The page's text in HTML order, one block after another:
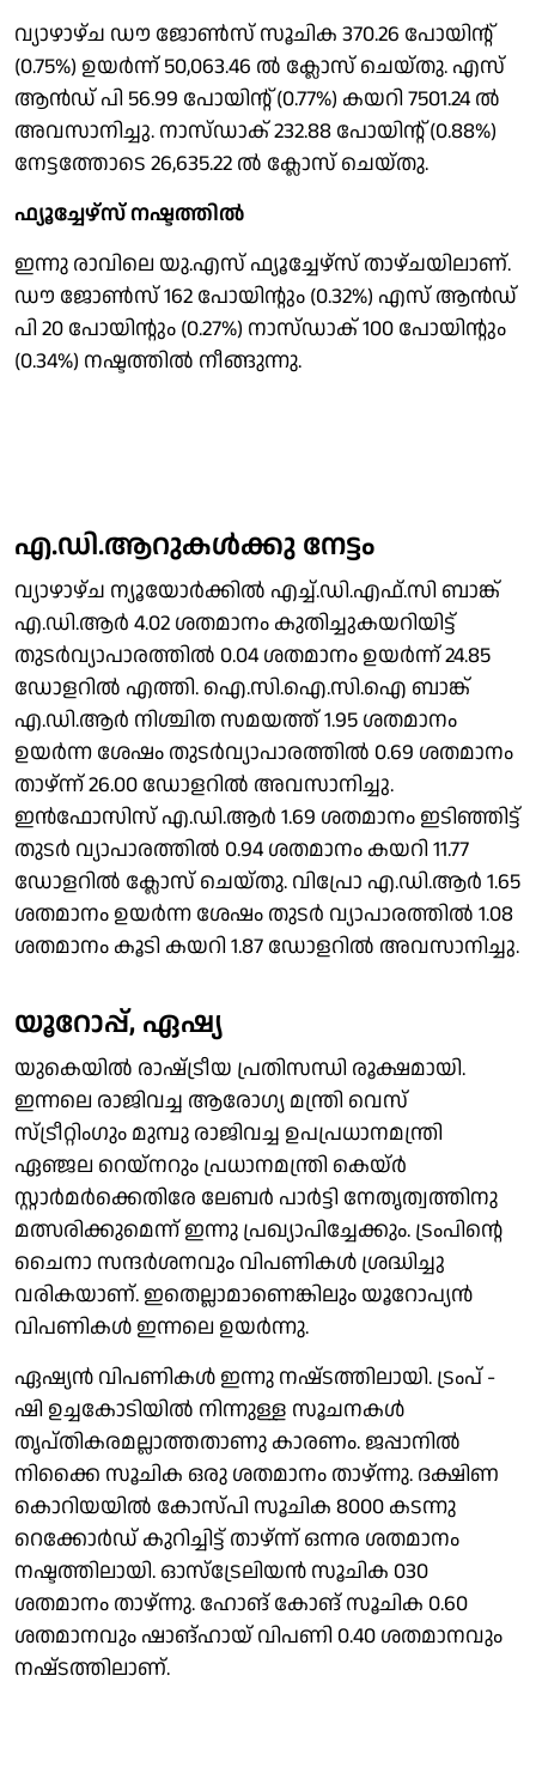
വ്യാഴാഴ്ച ഡൗ ജോൺസ് സൂചിക 370.26 പോയിൻ്റ്
(0.75%) ഉയർന്ന് 50,063.46 ൽ ക്ലോസ് ചെയ്തു. എസ്
ആൻഡ് പി 56.99 പോയിൻ്റ് (0.77%) കയറി 7501.24 ൽ
അവസാനിച്ചു. നാസ്ഡാക് 232.88 പോയിൻ്റ് (0.88%)
നേട്ടത്തോടെ 26,635.22 ൽ ക്ലോസ് ചെയ്തു.
ഫ്യൂച്ചേഴ്സ് നഷ്ടത്തിൽ
ഇന്നു രാവിലെ യു.എസ് ഫ്യൂച്ചേഴ്സ് താഴ്ചയിലാണ്.
ഡൗ ജോൺസ് 162 പോയിൻ്റും (0.32%) എസ് ആൻഡ്
പി 20 പോയിൻ്റും (0.27%) നാസ്ഡാക് 100 പോയിൻ്റും
(0.34%) നഷ്ടത്തിൽ നീങ്ങുന്നു.
എ.ഡി.ആറുകൾക്കു നേട്ടം
വ്യാഴാഴ്ച ന്യൂയോർക്കിൽ എച്ച്.ഡി.എഫ്.സി ബാങ്ക്
എ.ഡി.ആർ 4.02 ശതമാനം കുതിച്ചുകയറിയിട്ട്
തുടർവ്യാപാരത്തിൽ 0.04 ശതമാനം ഉയർന്ന് 24.85
ഡോളറിൽ എത്തി. ഐ.സി.ഐ.സി.ഐ ബാങ്ക്
എ.ഡി.ആർ നിശ്ചിത സമയത്ത് 1.95 ശതമാനം
ഉയർന്ന ശേഷം തുടർവ്യാപാരത്തിൽ 0.69 ശതമാനം
താഴ്ന്ന് 26.00 ഡോളറിൽ അവസാനിച്ചു.
ഇൻഫോസിസ് എ.ഡി.ആർ 1.69 ശതമാനം ഇടിഞ്ഞിട്ട്
തുടർ വ്യാപാരത്തിൽ 0.94 ശതമാനം കയറി 11.77
ഡോളറിൽ ക്ലോസ് ചെയ്തു. വിപ്രോ എ.ഡി.ആർ 1.65
ശതമാനം ഉയർന്ന ശേഷം തുടർ വ്യാപാരത്തിൽ 1.08
ശതമാനം കൂടി കയറി 1.87 ഡോളറിൽ അവസാനിച്ചു.
യൂറോപ്പ്, ഏഷ്യ
യുകെയിൽ രാഷ്‌ട്രീയ പ്രതിസന്ധി രൂക്ഷമായി.
ഇന്നലെ രാജിവച്ച ആരോഗ്യ മന്ത്രി വെസ്
സ്ട്രീറ്റിംഗും മുമ്പു രാജിവച്ച ഉപപ്രധാനമന്ത്രി
ഏഞ്ജല റെയ്‌നറും പ്രധാനമന്ത്രി കെയ്ർ
സ്റ്റാർമർക്കെതിരേ ലേബർ പാർട്ടി നേതൃത്വത്തിനു
മത്സരിക്കുമെന്ന് ഇന്നു പ്രഖ്യാപിച്ചേക്കും. ട്രംപിൻ്റെ
ചൈനാ സന്ദർശനവും വിപണികൾ ശ്രദ്ധിച്ചു
വരികയാണ്. ഇതെല്ലാമാണെങ്കിലും യൂറോപ്യൻ
വിപണികൾ ഇന്നലെ ഉയർന്നു.
ഏഷ്യൻ വിപണികൾ ഇന്നു നഷ്‌ടത്തിലായി. ട്രംപ് -
ഷി ഉച്ചകോടിയിൽ നിന്നുള്ള സൂചനകൾ
തൃപ്‌തികരമല്ലാത്തതാണു കാരണം. ജപ്പാനിൽ
നിക്കൈ സൂചിക ഒരു ശതമാനം താഴ്ന്നു. ദക്ഷിണ
കൊറിയയിൽ കോസ്‌പി സൂചിക 8000 കടന്നു
റെക്കോർഡ് കുറിച്ചിട്ട് താഴ്‌ന്ന് ഒന്നര ശതമാനം
നഷ്ടത്തിലായി. ഓസ്ട്രേലിയൻ സൂചിക 030
ശതമാനം താഴ്ന്നു. ഹോങ് കോങ് സൂചിക 0.60
ശതമാനവും ഷാങ്ഹായ് വിപണി 0.40 ശതമാനവും
നഷ്‌ടത്തിലാണ്.